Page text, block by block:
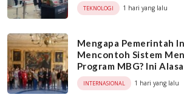
TEKNOLOGI 1 hari yang lalu
Mengapa Pemerintah
Mencontoh Sistem
Program MBG? Ini
INTERNASIONAL 1 hari yang lalu